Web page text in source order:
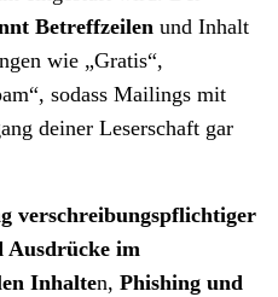
Betreffzeilen und Inhalt
wie „Gratis“,
sodass Mailings mit
deiner Leserschaft gar
verschreibungspflichtiger
Ausdrücke im
Inhalten, Phishing und